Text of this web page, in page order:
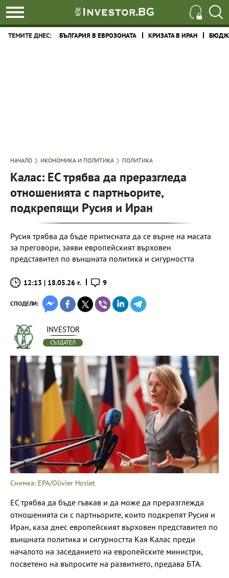
ТЕМИТЕ ДНЕС: БЪЛГАРИЯ В ЕВРОЗОНАТА КРИЗАТА В ИРАН
НАЧАЛО ИКОНОМИКА И ПОЛИТИКА ПОЛИТИКА
Калас: ЕС трябва да преразгледа
отношенията с партньорите,
подкрепящи Русия и Иран
Русия трябва да бъде притисната да се върне на масата
за преговори, заяви европейският върховен
представител по външната политика и сигурността
12:13 | 18.05.26 г. 9
СПОДЕЛИ:
INVESTOR
СЪЗДАТЕЛ
Снимка: EPA/Olivier Hoslet
ЕС трябва да бъде гъвкав и да може да преразглежда
отношенията си с партньорите, които подкрепят Русия и
Иран, каза днес европейският върховен представител по
външната политика и сигурността Кая Калас преди
началото на заседанието на европейските министри,
посветено на въпросите на развитието, предава БТА.